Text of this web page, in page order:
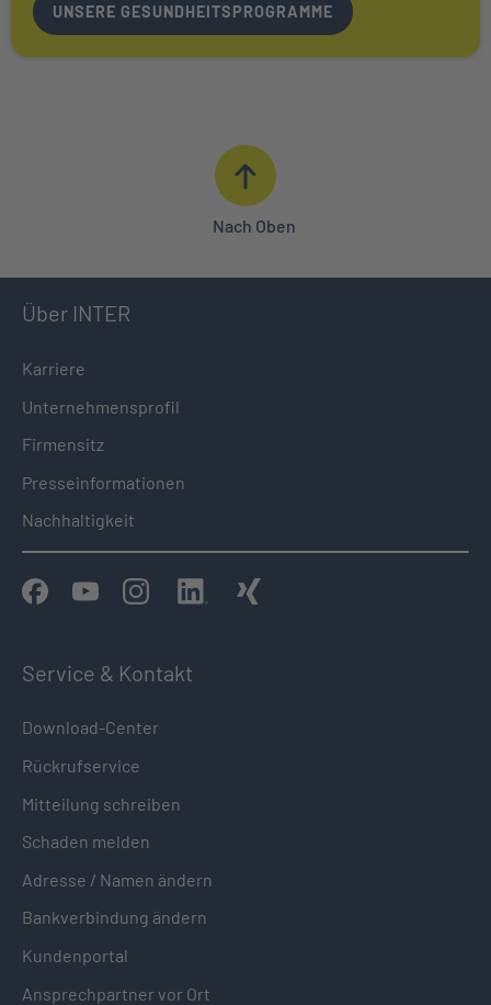
UNSERE GESUNDHEITSPROGRAMME
Nach Oben
Über INTER
Karriere
Unternehmensprofil
Firmensitz
Presseinformationen
Nachhaltigkeit
Service & Kontakt
Download-Center
Rückrufservice
Mitteilung schreiben
Schaden melden
Adresse / Namen ändern
Bankverbindung ändern
Kundenportal
Ansprechpartner vor Ort